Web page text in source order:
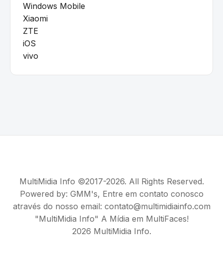
Windows Mobile
Xiaomi
ZTE
iOS
vivo
MultiMidia Info ©2017-2026. All Rights Reserved.
Powered by: GMM's, Entre em contato conosco
através do nosso email: contato@multimidiainfo.com
"MultiMidia Info" A Mídia em MultiFaces!
2026 MultiMidia Info.